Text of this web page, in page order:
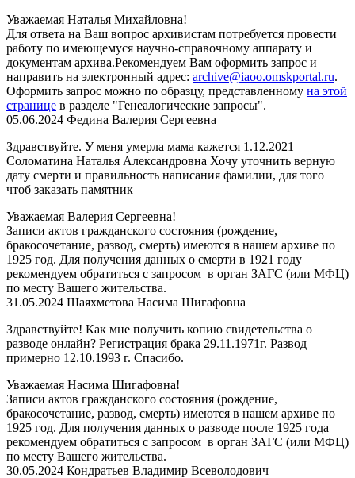
Уважаемая Наталья Михайловна!
Для ответа на Ваш вопрос архивистам потребуется провести
работу по имеющемуся научно-справочному аппарату и
документам архива.Рекомендуем Вам оформить запрос и
направить на электронный адрес: archive@iaoo.omskportal.ru.
Оформить запрос можно по образцу, представленному на этой
странице в разделе "Генеалогические запросы".
05.06.2024 Федина Валерия Сергеевна
Здравствуйте. У меня умерла мама кажется 1.12.2021
Соломатина Наталья Александровна Хочу уточнить верную
дату смерти и правильность написания фамилии, для того
чтоб заказать памятник
Уважаемая Валерия Сергеевна!
Записи актов гражданского состояния (рождение,
бракосочетание, развод, смерть) имеются в нашем архиве по
1925 год. Для получения данных о смерти в 1921 году
рекомендуем обратиться с запросом в орган ЗАГС (или МФЦ)
по месту Вашего жительства.
31.05.2024 Шаяхметова Насима Шигафовна
Здравствуйте! Как мне получить копию свидетельства о
разводе онлайн? Регистрация брака 29.11.1971г. Развод
примерно 12.10.1993 г. Спасибо.
Уважаемая Насима Шигафовна!
Записи актов гражданского состояния (рождение,
бракосочетание, развод, смерть) имеются в нашем архиве по
1925 год. Для получения данных о разводе после 1925 года
рекомендуем обратиться с запросом в орган ЗАГС (или МФЦ)
по месту Вашего жительства.
30.05.2024 Кондратьев Владимир Всеволодович